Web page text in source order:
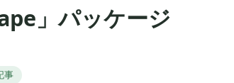
」パッケージ
事